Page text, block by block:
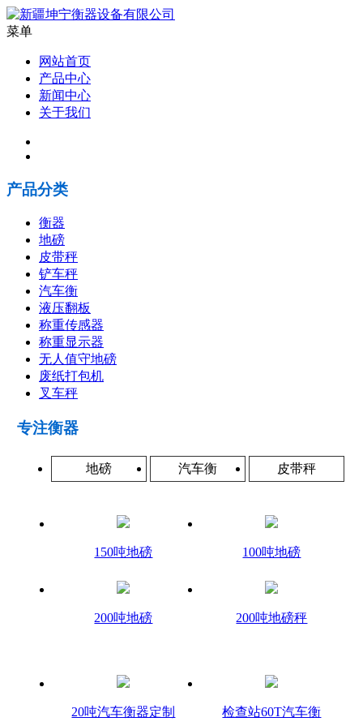
菜单
网站首页
产品中心
新闻中心
关于我们
产品分类
衡器
地磅
皮带秤
铲车秤
汽车衡
液压翻板
称重传感器
称重显示器
无人值守地磅
废纸打包机
叉车秤
专注衡器
地磅 汽车衡 皮带秤
150吨地磅 100吨地磅
200吨地磅 200吨地磅秤
20吨汽车衡器定制 检查站60T汽车衡